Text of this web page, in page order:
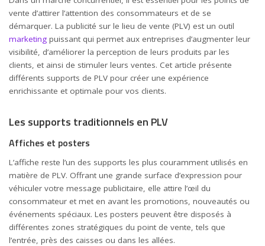
vente d’attirer l’attention des consommateurs et de se
démarquer. La publicité sur le lieu de vente (PLV) est un outil
marketing puissant qui permet aux entreprises d’augmenter leur
visibilité, d’améliorer la perception de leurs produits par les
clients, et ainsi de stimuler leurs ventes. Cet article présente
différents supports de PLV pour créer une expérience
enrichissante et optimale pour vos clients.
Les supports traditionnels en PLV
Affiches et posters
L’affiche reste l’un des supports les plus couramment utilisés en
matière de PLV. Offrant une grande surface d’expression pour
véhiculer votre message publicitaire, elle attire l’œil du
consommateur et met en avant les promotions, nouveautés ou
événements spéciaux. Les posters peuvent être disposés à
différentes zones stratégiques du point de vente, tels que
l’entrée, près des caisses ou dans les allées.